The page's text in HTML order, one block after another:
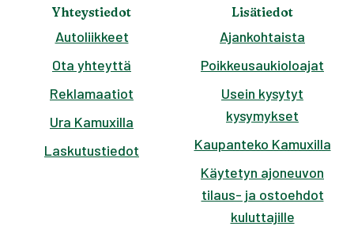
Yhteystiedot
Autoliikkeet
Ota yhteyttä
Reklamaatiot
Ura Kamuxilla
Laskutustiedot
Lisätiedot
Ajankohtaista
Poikkeusaukioloajat
Usein kysytyt
kysymykset
Kaupanteko Kamuxilla
Käytetyn ajoneuvon
tilaus- ja ostoehdot
kuluttajille